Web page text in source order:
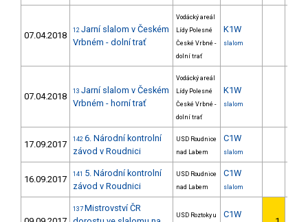
07.04.2018 12 Jarní slalom v Českém
Vrbném - dolní trať
Vodácký areál
Lídy Polesné
České Vrbné -
dolní trať
K1W
slalom
07.04.2018 13 Jarní slalom v Českém
Vrbném - horní trať
Vodácký areál
Lídy Polesné
České Vrbné -
dolní trať
K1W
slalom
17.09.2017 142 6. Národní kontrolní
závod v Roudnici
USD Roudnice
nad Labem
C1W
slalom
16.09.2017 141 5. Národní kontrolní
závod v Roudnici
USD Roudnice
nad Labem
C1W
slalom
137 Mistrovství ČR
USD Roztoky u
C1W